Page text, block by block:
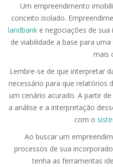
Um empreendimento
conceito isolado.
landbanke negociações de sua
de viabilidade a base para
mais
Lembre-se de que interpretar
necessário para que relatórios
um cenário acurado. A partir
a análise e a interpretação
com o
Ao buscar um
processos de sua
tenha as ferramentas